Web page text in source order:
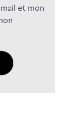
et mon